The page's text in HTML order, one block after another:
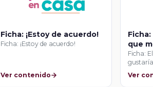
Ficha: ¡Estoy de acuerdo!
Ficha: ¡Estoy de acuerdo!
Ver contenido
que
Ficha:
gustaría
Ver